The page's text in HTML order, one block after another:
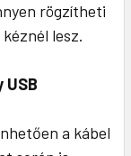
rögzítheti
lesz.
USB
a kábel